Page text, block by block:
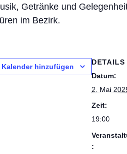
Getränke und
im Bezirk.
Kalender hinzufügen
DETAILS
Datum:
2. Mai
Zeit:
19:00
: